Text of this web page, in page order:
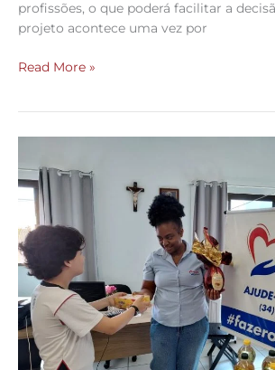
profissões, o que poderá facilitar a
projeto acontece uma vez por
Read More »
Solidária
no
CSD